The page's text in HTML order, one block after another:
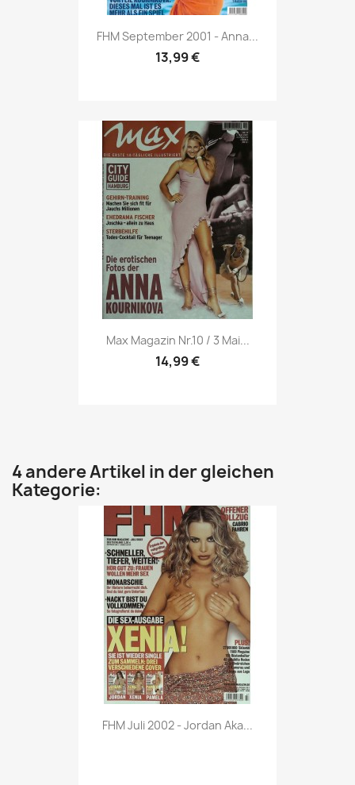
Vorschau
FHM September 2001 - Anna...
13,99 €
Vorschau
Max Magazin Nr.10 / 3 Mai...
14,99 €
4 andere Artikel in der gleichen
Kategorie:
Vorschau
FHM Juli 2002 - Jordan Aka...